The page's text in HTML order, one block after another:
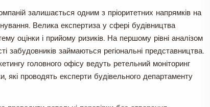
залишається одним з пріоритетних напрямків на
Велика експертиза у сфері будівництва
оцінки і прийому ризиків. На першому рівні аналізом
забудовників займаються регіональні представництва.
головного офісу ведуть ретельний моніторинг
які проводять експерти будівельного департаменту